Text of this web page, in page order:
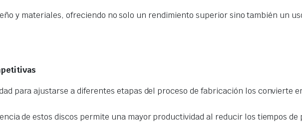
y materiales, ofreciendo no solo un rendimiento superior sino también un
para ajustarse a diferentes etapas del proceso de fabricación los convierte
de estos discos permite una mayor productividad al reducir los tiempos de